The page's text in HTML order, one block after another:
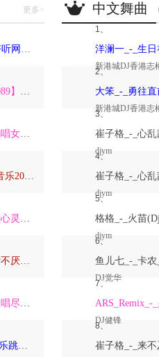
更多>
嗨音社DJ龙少《2026最新好听网络伤感歌曲推荐·深爱过的人一生惦记》
【经典怀旧香港粤语金曲1989】高潮版【DJ邹杰】
【沉浸式纯爱金曲】深度翻唱女声版【DJ邹杰】_
DjVz-国粤语ElectroBounce音乐2026讲不出再见怀旧版蹦迪跳舞大碟
【史诗音景】穿越时空撼动心灵的管弦乐【DJ邹杰】
【经典粤语精选女声】百听不厌深度翻唱版【DJ邹杰】_
【情感编年史】26首女声歌唱尽从暗恋到放下的全部【DJ邹杰】
Dj彪仔-国粤语ProgHouse音乐跳舞街vs心要让你听见串烧Vol.39
中文舞曲
1、
新港城DJ香港志
2、
新港城DJ香港志
3、
djym
4、
djym
5、
djym
6、
DJ觉华
7、
DJ健锋
8、